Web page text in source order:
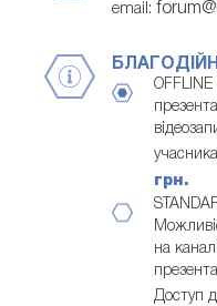
email:
грн.
на
Доступ